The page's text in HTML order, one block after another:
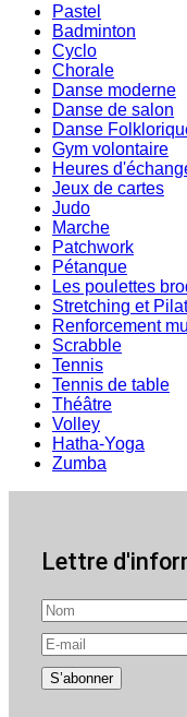
Pastel
Badminton
Cyclo
Chorale
Danse moderne
Danse de salon
Danse
Gym volontaire
Heures
Jeux de cartes
Judo
Marche
Patchwork
Pétanque
Les poulettes
Stretching et
Renforcement
Scrabble
Tennis
Tennis de table
Théâtre
Volley
Hatha-Yoga
Zumba
Lettre